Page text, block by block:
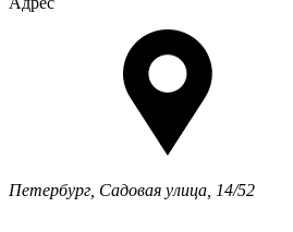
Петербург, Садовая улица, 14/52